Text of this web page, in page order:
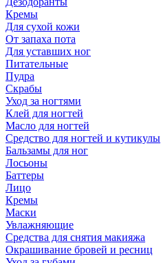
Кремы
Для сухой кожи
От запаха пота
Для уставших ног
Питательные
Пудра
Скрабы
Уход за ногтями
Клей для ногтей
Масло для ногтей
Средство для ногтей и кутикулы
Бальзамы для ног
Лосьоны
Баттеры
Лицо
Кремы
Маски
Увлажняющие
Средства для снятия макияжа
Окрашивание бровей и ресниц